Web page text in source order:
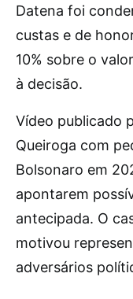
Datena foi
custas e de
10% sobre o
à decisão.
Vídeo publicado
Queiroga com
Bolsonaro em
apontarem
antecipada. O
motivou
adversários